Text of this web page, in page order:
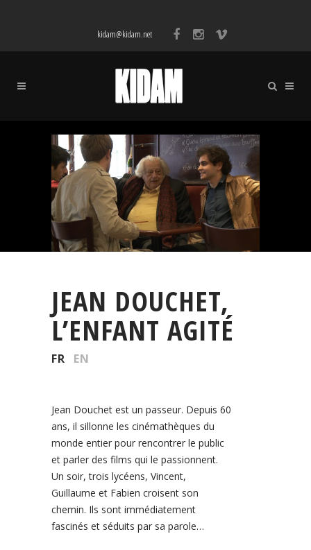
kidam@kidam.net
JEAN DOUCHET,
L’ENFANT AGITÉ
FR EN
Jean Douchet est un passeur. Depuis 60
ans, il sillonne les cinémathèques du
monde entier pour rencontrer le public
et parler des films qui le passionnent.
Un soir, trois lycéens, Vincent,
Guillaume et Fabien croisent son
chemin. Ils sont immédiatement
fascinés et séduits par sa parole…